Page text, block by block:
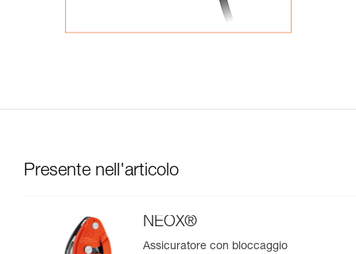
Presente nell'articolo
NEOX®
Assicuratore con bloccaggio